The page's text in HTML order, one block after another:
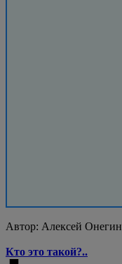
Автор: Алексей Онегин
Кто это такой?..